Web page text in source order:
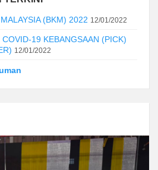
(BKM) 2022 12/01/2022
19 KEBANGSAAN (PICK)
12/01/2022